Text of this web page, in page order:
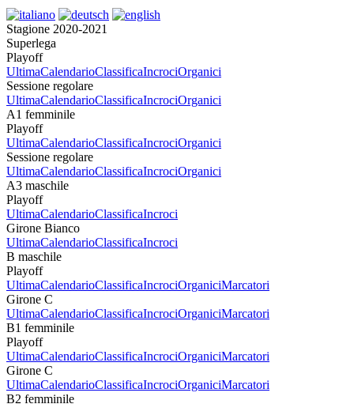
Stagione 2020-2021
Superlega
Playoff
UltimaCalendarioClassificaIncrociOrganici
Sessione regolare
UltimaCalendarioClassificaIncrociOrganici
A1 femminile
Playoff
UltimaCalendarioClassificaIncrociOrganici
Sessione regolare
UltimaCalendarioClassificaIncrociOrganici
A3 maschile
Playoff
UltimaCalendarioClassificaIncroci
Girone Bianco
UltimaCalendarioClassificaIncroci
B maschile
Playoff
UltimaCalendarioClassificaIncrociOrganiciMarcatori
Girone C
UltimaCalendarioClassificaIncrociOrganiciMarcatori
B1 femminile
Playoff
UltimaCalendarioClassificaIncrociOrganiciMarcatori
Girone C
UltimaCalendarioClassificaIncrociOrganiciMarcatori
B2 femminile